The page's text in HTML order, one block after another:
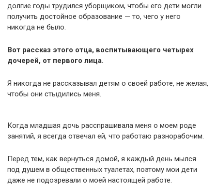
долгие годы трудился уборщиком, чтобы его дети могли
получить достойное образование — то, чего у него
никогда не было.
Вот рассказ этого отца, воспитывающего четырех
дочерей, от первого лица.
Я никогда не рассказывал детям о своей работе, не желая,
чтобы они стыдились меня.
Когда младшая дочь расспрашивала меня о моем роде
занятий, я всегда отвечал ей, что работаю разнорабочим.
Перед тем, как вернуться домой, я каждый день мылся
под душем в общественных туалетах, поэтому мои дети
даже не подозревали о моей настоящей работе.